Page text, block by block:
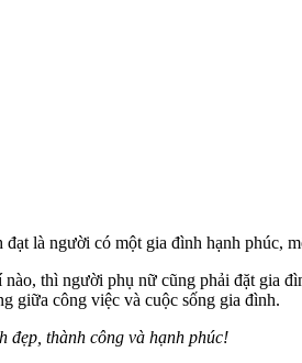
là người có một gia đình hạnh phúc,
thì người phụ nữ cũng phải đặt gia
giữa công việc và cuộc sống gia đình.
đẹp, thành công và hạnh phúc!